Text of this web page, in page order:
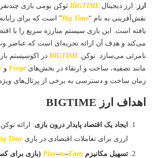
ارز : ارز دیجیتال BIGTIME توکن بومی بازی
نقش‌آفرینی به نام “Big Time” است که برای
یافته است. این بازی سیستم مبارزه سریع را با
می‌کند و هدف آن ارائه تجربه‌ای است که عناصر
نامرئی می‌سازد. توکن BIGTIME در اکوسیستم
مانند تصفیه، ساخت و ارتقاء در بخش‌های Forge و
زمان ساخت و دسترسی به برخی از پرتال‌های
اهداف ارز BIGTIME
ایجاد یک اقتصاد پایدار درون بازی: ارائه توکن
ارزی برای تعاملات اقتصادی در بازی Time
تسهیل مکانیزم
Play–to–Earn (بازی برای